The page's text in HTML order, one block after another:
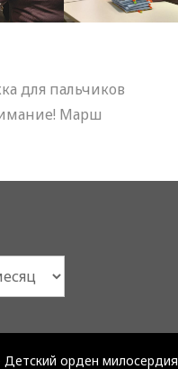
для пальчиков
Марш
орден милосердия